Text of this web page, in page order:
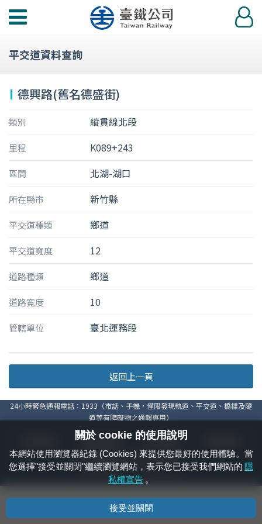
功
選
登
入
平交道資料查詢
德興路(舊名德盛街)
類別 縱貫線北段
里程 K089+243
區間 北湖-湖口
所在縣市 新竹縣
平交道種類 鄉道
平交道寬度 12
道路種類 鄉道
道路寬度 10
管轄單位 臺北運務段
返回上一頁
24小時緊急通報電話：1933（市話、手機，僅限發現軌道、平交道、橋樑及隧
道等有障礙物之通報專用）
資通安全政策 著作權聲明
國營臺灣鐵路股份有限公司 © 版權所有
本頁產生時間： 2026/08/06 17:31:14
關於 cookie 的使用說明
本網站使用瀏覽器紀錄 (Cookies) 來提供您最好的使用體驗。當
您選擇"接受並關閉"繼續瀏覽網站，表示您已接受我們網站的 隱
私權宣告 。
接受並關閉